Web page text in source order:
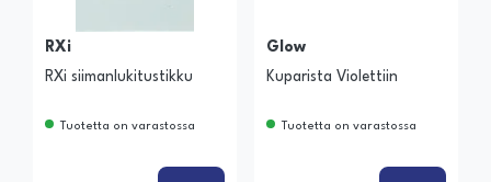
RXi
RXi siimanlukitustikku
Tuotetta on varastossa
Glow
Kuparista Violettiin
Tuotetta on varastossa